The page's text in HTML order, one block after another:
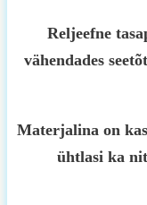
Reljeefne
vähendades
Materjalina on
ühtlasi ka